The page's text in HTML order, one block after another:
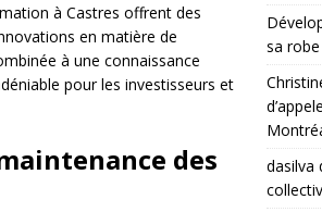
à Castres offrent des
en matière de
à une connaissance
pour les investisseurs et
des
sa
dasilva